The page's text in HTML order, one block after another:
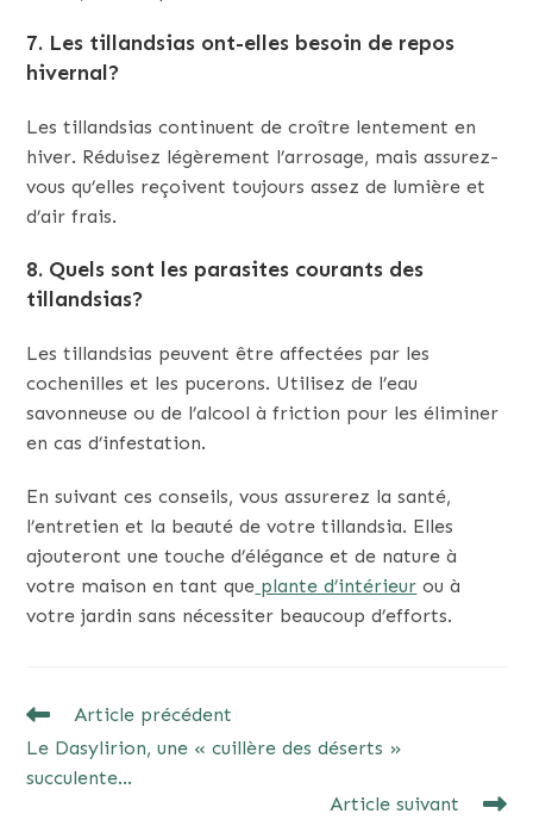
7. Les tillandsias ont-elles besoin de repos
hivernal?
Les tillandsias continuent de croître lentement en
hiver. Réduisez légèrement l’arrosage, mais assurez-
vous qu’elles reçoivent toujours assez de lumière et
d’air frais.
8. Quels sont les parasites courants des
tillandsias?
Les tillandsias peuvent être affectées par les
cochenilles et les pucerons. Utilisez de l’eau
savonneuse ou de l’alcool à friction pour les éliminer
en cas d’infestation.
En suivant ces conseils, vous assurerez la santé,
l’entretien et la beauté de votre tillandsia. Elles
ajouteront une touche d’élégance et de nature à
votre maison en tant que plante d’intérieur ou à
votre jardin sans nécessiter beaucoup d’efforts.
READ
MORE
ARTICLES
Article précédent
Le Dasylirion, une « cuillère des déserts »
succulente…
Article suivant